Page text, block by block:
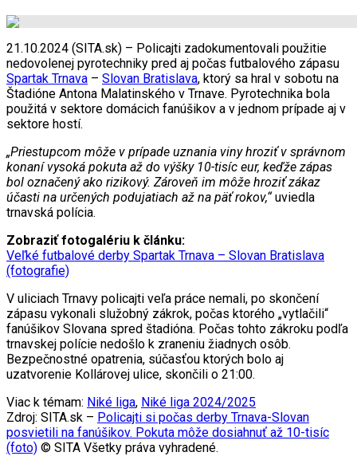
21.10.2024 (SITA.sk) – Policajti zadokumentovali použitie
nedovolenej pyrotechniky pred aj počas futbalového zápasu
Spartak Trnava – Slovan Bratislava, ktorý sa hral v sobotu na
Štadióne Antona Malatinského v Trnave. Pyrotechnika bola
použitá v sektore domácich fanúšikov a v jednom prípade aj v
sektore hostí.
„Priestupcom môže v prípade uznania viny hroziť v správnom
konaní vysoká pokuta až do výšky 10-tisíc eur, keďže zápas
bol označený ako rizikový. Zároveň im môže hroziť zákaz
účasti na určených podujatiach až na päť rokov,“uviedla
trnavská polícia.
Zobraziť fotogalériu k článku:
Veľké futbalové derby Spartak Trnava – Slovan Bratislava
(fotografie)
V uliciach Trnavy policajti veľa práce nemali, po skončení
zápasu vykonali služobný zákrok, počas ktorého „vytlačili“
fanúšikov Slovana spred štadióna. Počas tohto zákroku podľa
trnavskej polície nedošlo k zraneniu žiadnych osôb.
Bezpečnostné opatrenia, súčasťou ktorých bolo aj
uzatvorenie Kollárovej ulice, skončili o 21:00.
Viac k témam: Niké liga, Niké liga 2024/2025
Zdroj: SITA.sk – Policajti si počas derby Trnava-Slovan
posvietili na fanúšikov. Pokuta môže dosiahnuť až 10-tisíc
(foto) © SITA Všetky práva vyhradené.